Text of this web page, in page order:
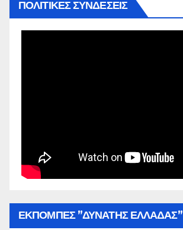
ΠΟΛΙΤΙΚΕΣ ΣΥΝΔΕΣΕΙΣ
ΕΚΠΟΜΠΕΣ ”ΔΥΝΑΤΗΣ ΕΛΛΑΔΑΣ”